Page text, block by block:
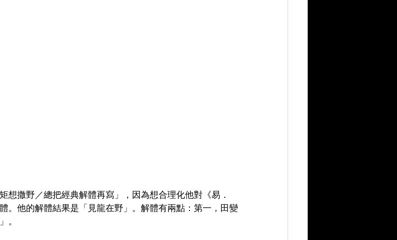
想撒野／總把經典解體再寫」，因為想合理化他對《易．
。他的解體結果是「見龍在野」。解體有兩點：第一，田變
。